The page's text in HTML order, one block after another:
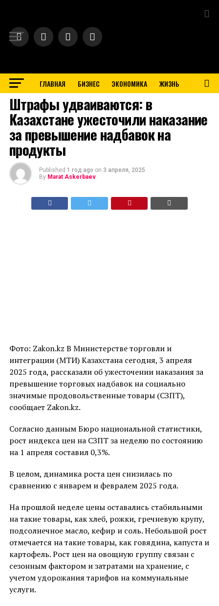
ГЛАВНАЯ БИЗНЕС ЭКОНОМИКА ЖИЗНЬ
BUSINESS
Штрафы удваиваются: в
Казахстане ужесточили наказание
за превышение надбавок на
продукты
Published 1 год ago on 3 апреля, 2025
By Marat Askerbaev
Фото: Zakon.kz В Министерстве торговли и
интеграции (МТИ) Казахстана сегодня, 3 апреля
2025 года, рассказали об ужесточении наказания за
превышение торговых надбавок на социально
значимые продовольственные товары (СЗПТ),
сообщает Zakon.kz.
Согласно данным Бюро национальной статистики,
рост индекса цен на СЗПТ за неделю по состоянию
на 1 апреля составил 0,3%.
В целом, динамика роста цен снизилась по
сравнению с январем и февралем 2025 года.
На прошлой неделе цены оставались стабильными
на такие товары, как хлеб, рожки, гречневую крупу,
подсолнечное масло, кефир и соль. Небольшой рост
отмечается на такие товары, как говядина, капуста и
картофель. Рост цен на овощную группу связан с
сезонным фактором и затратами на хранение, с
учетом удорожания тарифов на коммунальные
услуги.